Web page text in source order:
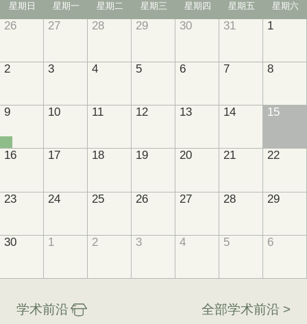
星期日 星期一 星期二 星期三 星期四 星期五 星期六
26 27 28 29 30 31 1
2 3 4 5 6 7 8
9 10 11 12 13 14 15
16 17 18 19 20 21 22
23 24 25 26 27 28 29
30 1 2 3 4 5 6
学术前沿 全部学术前沿 >